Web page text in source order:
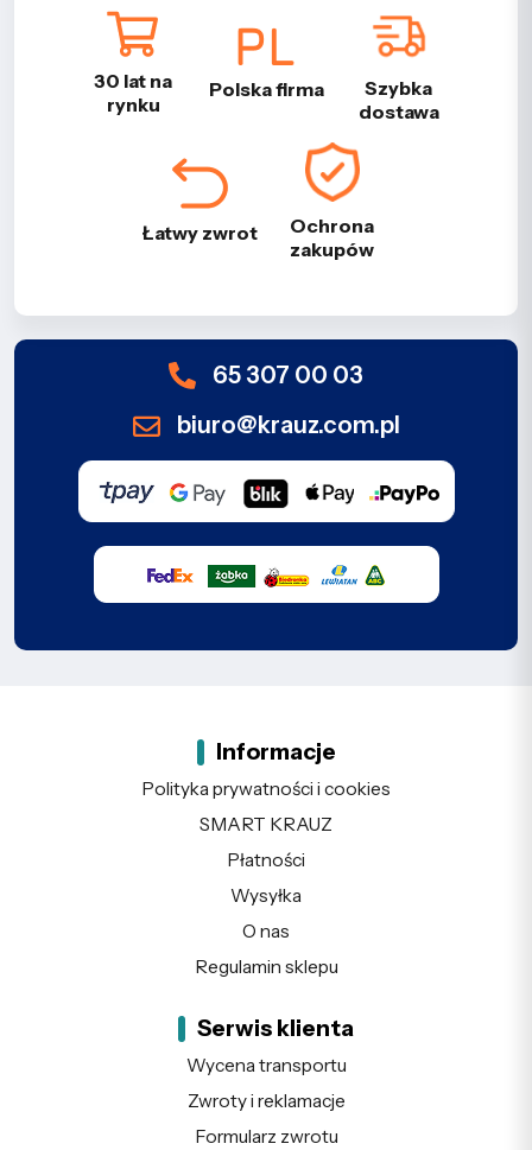
30 lat na
rynku
Polska firma
Szybka
dostawa
Łatwy zwrot
Ochrona
zakupów
65 307 00 03
biuro@krauz.com.pl
Informacje
Polityka prywatności i cookies
SMART KRAUZ
Płatności
Wysyłka
O nas
Regulamin sklepu
Serwis klienta
Wycena transportu
Zwroty i reklamacje
Formularz zwrotu